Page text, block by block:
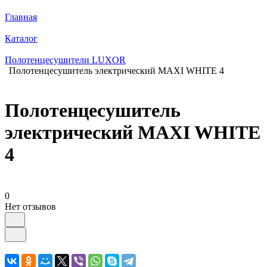
Главная
Каталог
Полотенцесушители LUXOR
Полотенцесушитель электрический MAXI WHITE 4
Полотенцесушитель
электрический MAXI WHITE
4
0
Нет отзывов